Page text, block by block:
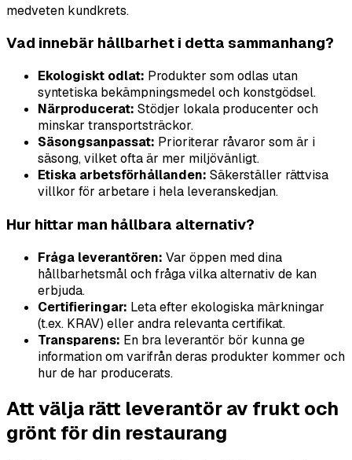
medveten kundkrets.
Vad innebär hållbarhet i detta sammanhang?
Ekologiskt odlat: Produkter som odlas utan
syntetiska bekämpningsmedel och konstgödsel.
Närproducerat: Stödjer lokala producenter och
minskar transportsträckor.
Säsongsanpassat: Prioriterar råvaror som är i
säsong, vilket ofta är mer miljövänligt.
Etiska arbetsförhållanden: Säkerställer rättvisa
villkor för arbetare i hela leveranskedjan.
Hur hittar man hållbara alternativ?
Fråga leverantören: Var öppen med dina
hållbarhetsmål och fråga vilka alternativ de kan
erbjuda.
Certifieringar: Leta efter ekologiska märkningar
(t.ex. KRAV) eller andra relevanta certifikat.
Transparens: En bra leverantör bör kunna ge
information om varifrån deras produkter kommer och
hur de har producerats.
Att välja rätt leverantör av frukt och
grönt för din restaurang